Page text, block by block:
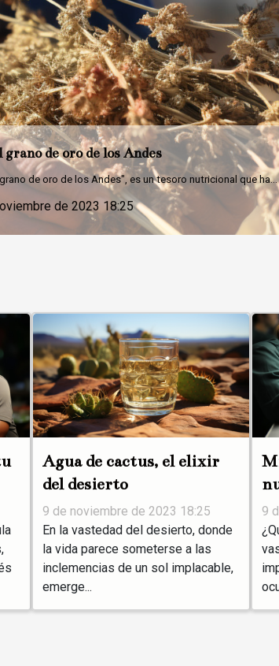
para un guiso perfecto
es explorar un vasto universo de sabores, aromas y...
de 2023 18:25
Agua de cactus, el elixir
del desierto
9 de noviembre de 2023 18:25
En la vastedad del desierto, donde
la vida parece someterse a las
inclemencias de un sol implacable,
emerge...
9